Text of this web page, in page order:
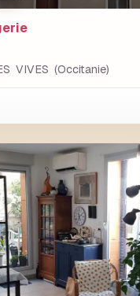
VIVES (Occitanie)